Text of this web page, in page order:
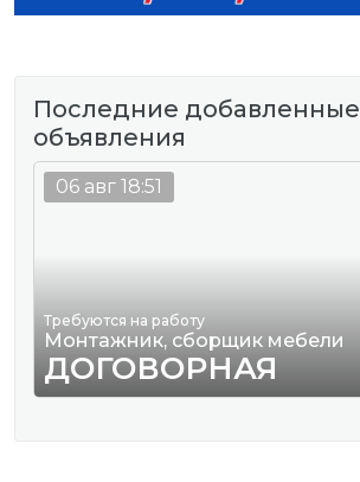
Последние добавленные
объявления
Требуются на работу
Монтажник, сборщик мебели
ДОГОВОРНАЯ
06 авг 18:51